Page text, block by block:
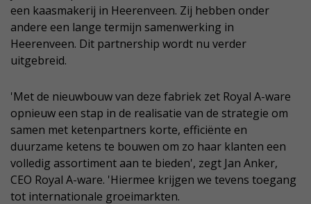
een kaasmakerij in Heerenveen. Zij hebben onder
andere een lange termijn samenwerking in
Heerenveen. Dit partnership wordt nu verder
uitgebreid.
'Met de nieuwbouw van deze fabriek zet Royal A-ware
opnieuw een stap in de realisatie van de strategie om
samen met ketenpartners korte, efficiënte en
duurzame ketens te bouwen om zo haar klanten een
volledig assortiment aan te bieden', zegt Jan Anker,
CEO Royal A-ware. 'Hiermee krijgen we tevens toegang
tot internationale groeimarkten.